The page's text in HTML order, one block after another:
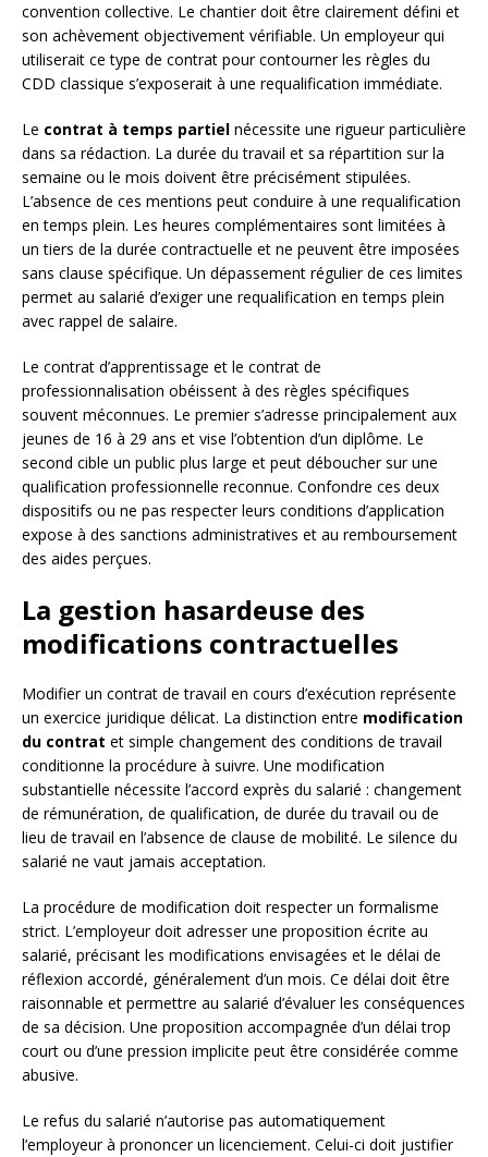
convention collective. Le chantier doit être clairement défini et
son achèvement objectivement vérifiable. Un employeur qui
utiliserait ce type de contrat pour contourner les règles du
CDD classique s’exposerait à une requalification immédiate.
Le contrat à temps partiel nécessite une rigueur particulière
dans sa rédaction. La durée du travail et sa répartition sur la
semaine ou le mois doivent être précisément stipulées.
L’absence de ces mentions peut conduire à une requalification
en temps plein. Les heures complémentaires sont limitées à
un tiers de la durée contractuelle et ne peuvent être imposées
sans clause spécifique. Un dépassement régulier de ces limites
permet au salarié d’exiger une requalification en temps plein
avec rappel de salaire.
Le contrat d’apprentissage et le contrat de
professionnalisation obéissent à des règles spécifiques
souvent méconnues. Le premier s’adresse principalement aux
jeunes de 16 à 29 ans et vise l’obtention d’un diplôme. Le
second cible un public plus large et peut déboucher sur une
qualification professionnelle reconnue. Confondre ces deux
dispositifs ou ne pas respecter leurs conditions d’application
expose à des sanctions administratives et au remboursement
des aides perçues.
La gestion hasardeuse des
modifications contractuelles
Modifier un contrat de travail en cours d’exécution représente
un exercice juridique délicat. La distinction entre modification
du contrat et simple changement des conditions de travail
conditionne la procédure à suivre. Une modification
substantielle nécessite l’accord exprès du salarié : changement
de rémunération, de qualification, de durée du travail ou de
lieu de travail en l’absence de clause de mobilité. Le silence du
salarié ne vaut jamais acceptation.
La procédure de modification doit respecter un formalisme
strict. L’employeur doit adresser une proposition écrite au
salarié, précisant les modifications envisagées et le délai de
réflexion accordé, généralement d’un mois. Ce délai doit être
raisonnable et permettre au salarié d’évaluer les conséquences
de sa décision. Une proposition accompagnée d’un délai trop
court ou d’une pression implicite peut être considérée comme
abusive.
Le refus du salarié n’autorise pas automatiquement
l’employeur à prononcer un licenciement. Celui-ci doit justifier